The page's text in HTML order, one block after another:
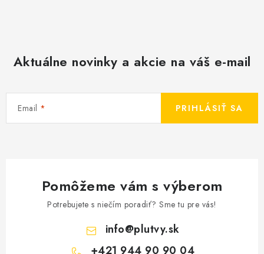
Aktuálne novinky a akcie na váš e-mail
Email PRIHLÁSIŤ SA
Pomôžeme vám s výberom
Potrebujete s niečím poradiť? Sme tu pre vás!
info@plutvy.sk
+421 944 90 90 04